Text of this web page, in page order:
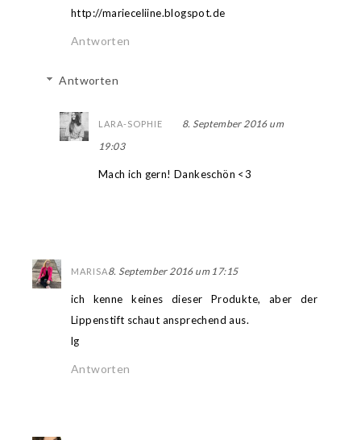
http://marieceliine.blogspot.de
Antworten
Antworten
LARA-SOPHIE
8. September 2016 um
19:03
Mach ich gern! Dankeschön <3
MARISA8. September 2016 um 17:15
ich kenne keines dieser Produkte, aber der
Lippenstift schaut ansprechend aus.
lg
Antworten